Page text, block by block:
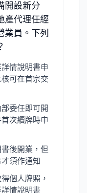
開設新分
產代理任經
業員。下列
情說明書申
可在首宗交
委任即可開
次續牌時申
後開業，但
須作通知
個人牌照，
情說明書